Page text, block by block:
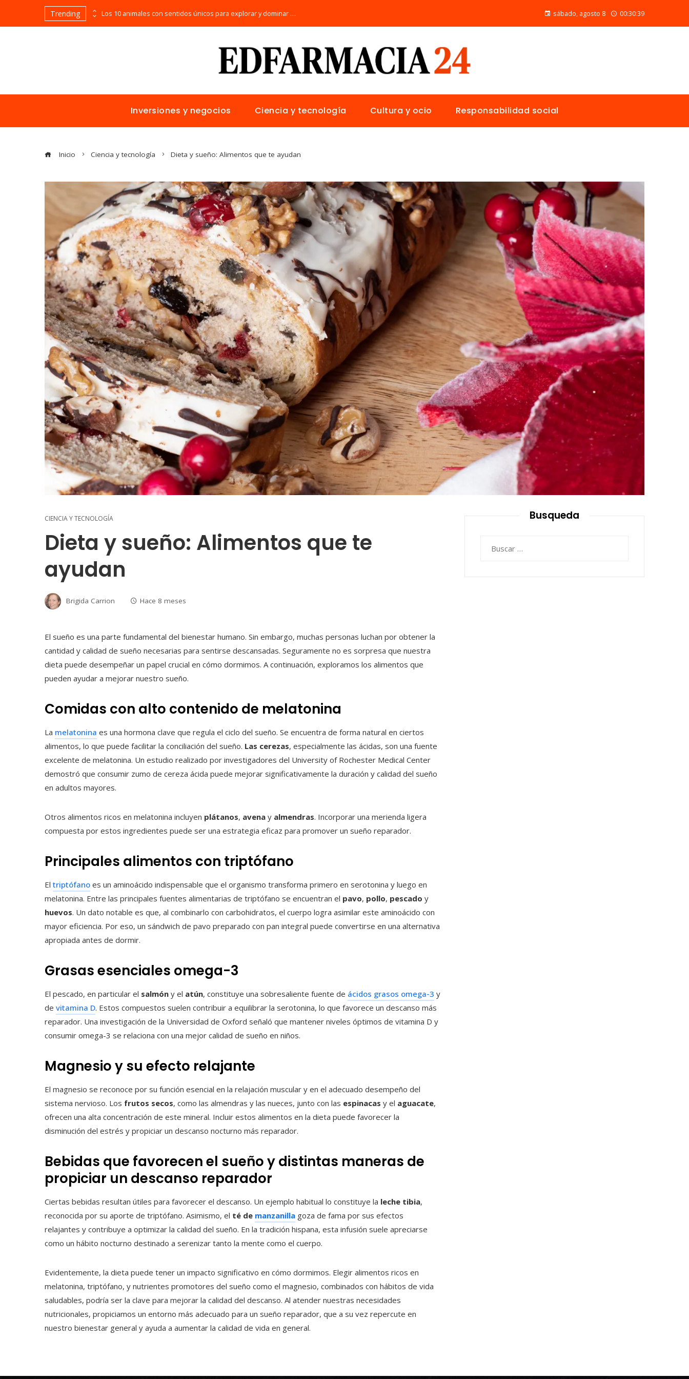
Trending La naranja mecánica y la representación de la violencia en el cine distópico Los 10 animales con sentidos únicos para explorar y dominar su hábitat natural sábado, agosto 8 00:30:40
Inversiones y negocios Ciencia y tecnología Cultura y ocio Responsabilidad social
Inicio Ciencia y tecnología Dieta y sueño: Alimentos que te ayudan
CIENCIA Y TECNOLOGÍA
Dieta y sueño: Alimentos que te
ayudan
Brigida Carrion Hace 8 meses
El sueño es una parte fundamental del bienestar humano. Sin embargo, muchas personas luchan por obtener la
cantidad y calidad de sueño necesarias para sentirse descansadas. Seguramente no es sorpresa que nuestra
dieta puede desempeñar un papel crucial en cómo dormimos. A continuación, exploramos los alimentos que
pueden ayudar a mejorar nuestro sueño.
Comidas con alto contenido de melatonina
La melatonina es una hormona clave que regula el ciclo del sueño. Se encuentra de forma natural en ciertos
alimentos, lo que puede facilitar la conciliación del sueño. Las cerezas, especialmente las ácidas, son una fuente
excelente de melatonina. Un estudio realizado por investigadores del University of Rochester Medical Center
demostró que consumir zumo de cereza ácida puede mejorar significativamente la duración y calidad del sueño
en adultos mayores.
Otros alimentos ricos en melatonina incluyen plátanos, avena y almendras. Incorporar una merienda ligera
compuesta por estos ingredientes puede ser una estrategia eficaz para promover un sueño reparador.
Principales alimentos con triptófano
El triptófano es un aminoácido indispensable que el organismo transforma primero en serotonina y luego en
melatonina. Entre las principales fuentes alimentarias de triptófano se encuentran el pavo, pollo, pescado y
huevos. Un dato notable es que, al combinarlo con carbohidratos, el cuerpo logra asimilar este aminoácido con
mayor eficiencia. Por eso, un sándwich de pavo preparado con pan integral puede convertirse en una alternativa
apropiada antes de dormir.
Grasas esenciales omega-3
El pescado, en particular el salmón y el atún, constituye una sobresaliente fuente de ácidos grasos omega-3 y
de vitamina D. Estos compuestos suelen contribuir a equilibrar la serotonina, lo que favorece un descanso más
reparador. Una investigación de la Universidad de Oxford señaló que mantener niveles óptimos de vitamina D y
consumir omega-3 se relaciona con una mejor calidad de sueño en niños.
Magnesio y su efecto relajante
El magnesio se reconoce por su función esencial en la relajación muscular y en el adecuado desempeño del
sistema nervioso. Los frutos secos, como las almendras y las nueces, junto con las espinacas y el aguacate,
ofrecen una alta concentración de este mineral. Incluir estos alimentos en la dieta puede favorecer la
disminución del estrés y propiciar un descanso nocturno más reparador.
Bebidas que favorecen el sueño y distintas maneras de
propiciar un descanso reparador
Ciertas bebidas resultan útiles para favorecer el descanso. Un ejemplo habitual lo constituye la leche tibia,
reconocida por su aporte de triptófano. Asimismo, el té de manzanilla goza de fama por sus efectos
relajantes y contribuye a optimizar la calidad del sueño. En la tradición hispana, esta infusión suele apreciarse
como un hábito nocturno destinado a serenizar tanto la mente como el cuerpo.
Evidentemente, la dieta puede tener un impacto significativo en cómo dormimos. Elegir alimentos ricos en
melatonina, triptófano, y nutrientes promotores del sueño como el magnesio, combinados con hábitos de vida
saludables, podría ser la clave para mejorar la calidad del descanso. Al atender nuestras necesidades
nutricionales, propiciamos un entorno más adecuado para un sueño reparador, que a su vez repercute en
nuestro bienestar general y ayuda a aumentar la calidad de vida en general.
Busqueda